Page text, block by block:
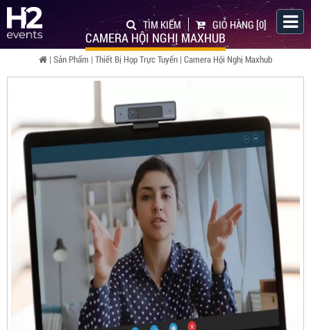
GIỎ HÀNG[0]
TÌM KIẾM
CAMERA HỘI NGHỊ MAXHUB
| Sản Phẩm | Thiết Bị Họp Trực Tuyến | Camera Hội Nghị Maxhub